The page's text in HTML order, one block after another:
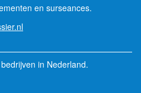
en surseances.
in Nederland.